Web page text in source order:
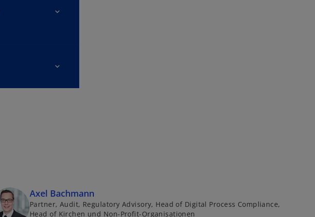
Axel Bachmann
Partner, Audit, Regulatory Advisory, Head of Digital Process Compliance,
Head of Kirchen und Non-Profit-Organisationen